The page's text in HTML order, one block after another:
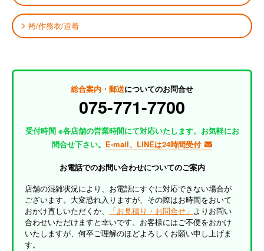
袴/作務衣/道着
総合案内・郵送についてのお問合せ
075-771-7700
受付時間 ※各店舗の営業時間にて対応いたします。お気軽にお
問合せ下さい。 E-mail、LINEは24時間受付
お電話でのお問い合わせについてのご案内
店舗の混雑状況により、お電話にすぐに対応できない場合が
ございます。大変恐れ入りますが、その際はお時間をおいて
おかけ直しいただくか、
「お見積り・お問合せ」 よりお問い
合わせいただけますと幸いです。お客様にはご不便をおかけ
いたしますが、何卒ご理解のほどよろしくお願い申し上げま
す。